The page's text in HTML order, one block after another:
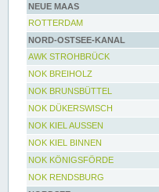
NEUE MAAS
ROTTERDAM
NORD-OSTSEE-KANAL
AWK STROHBRÜCK
NOK BREIHOLZ
NOK BRUNSBÜTTEL
NOK DÜKERSWISCH
NOK KIEL AUSSEN
NOK KIEL BINNEN
NOK KÖNIGSFÖRDE
NOK RENDSBURG